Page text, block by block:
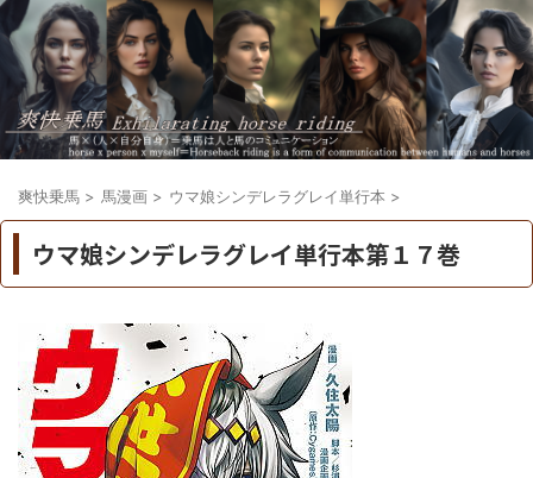
爽快乗馬 > 馬漫画 > ウマ娘シンデレラグレイ単行本 >
ウマ娘シンデレラグレイ単行本第１７巻